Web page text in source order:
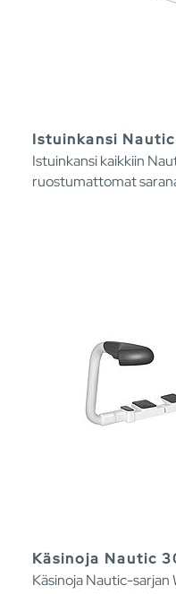
Istuinkansi
Istuinkansi kaikkiin
ruostumattomat
Käsinoja Nautic
Käsinoja Nautic-